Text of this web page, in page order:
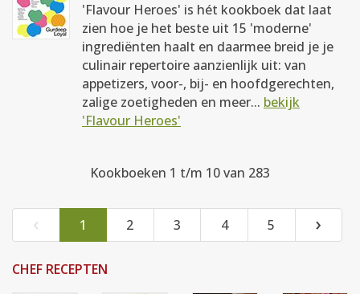
'Flavour Heroes' is hét kookboek dat laat
zien hoe je het beste uit 15 'moderne'
ingrediënten haalt en daarmee breid je je
culinair repertoire aanzienlijk uit: van
appetizers, voor-, bij- en hoofdgerechten,
zalige zoetigheden en meer... bekijk
'Flavour Heroes'
Kookboeken 1 t/m 10 van 283
‹ 1 2 3 4 5 ›
CHEF RECEPTEN